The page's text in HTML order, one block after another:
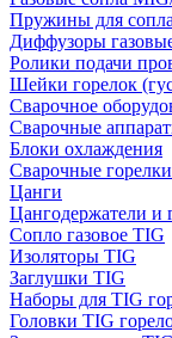
Пружины для
Диффузоры
Ролики подачи
Шейки горелок
Сварочное
Сварочные
Блоки охлаждения
Сварочные
Цанги
Цангодержатели и
Сопло газовое TIG
Изоляторы TIG
Заглушки TIG
Наборы для TIG
Головки TIG